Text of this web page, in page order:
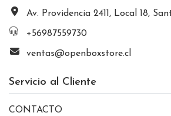
Av. Providencia 2411, Local 18, Santiago,
+56987559730
ventas@openboxstore.cl
Servicio al Cliente
CONTACTO